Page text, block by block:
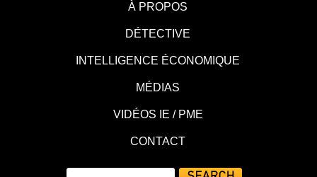
À PROPOS
DÉTECTIVE
INTELLIGENCE ÉCONOMIQUE
MÉDIAS
VIDÉOS IE / PME
CONTACT